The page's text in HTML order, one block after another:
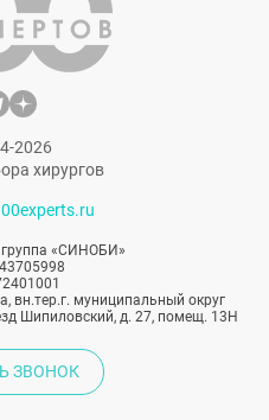
2026
хирургов
«СИНОБИ»
вн.тер.г. муниципальный округ
Шипиловский, д. 27, помещ. 13Н
ЗВОНОК